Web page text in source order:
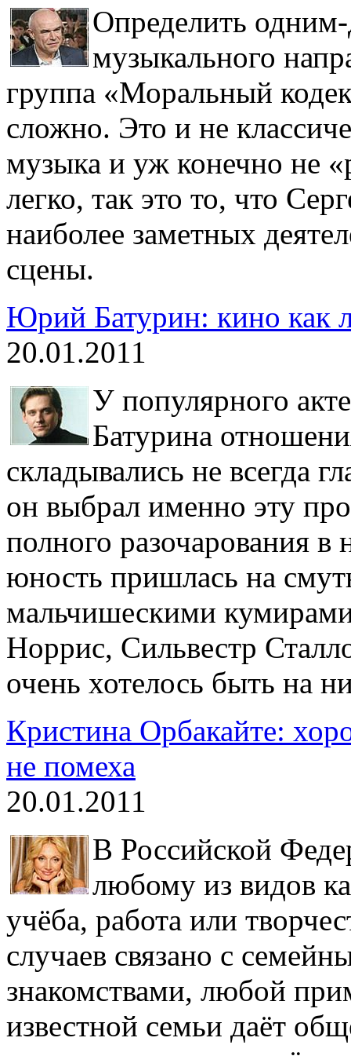
Определить
музыкального
группа «Моральный
сложно. Это и не
музыка и уж конечно не
легко, так это то, что
наиболее заметных
сцены.
Юрий Батурин: кино как
20.01.2011
У популярного
Батурина
складывались не всегда
он выбрал именно эту
полного разочарования
юность пришлась на
мальчишескими
Норрис, Сильвестр
очень хотелось быть на
Кристина Орбакайте:
не помеха
20.01.2011
В Российской
любому из видов
учёба, работа или
случаев связано с
знакомствами, любой
известной семьи даёт